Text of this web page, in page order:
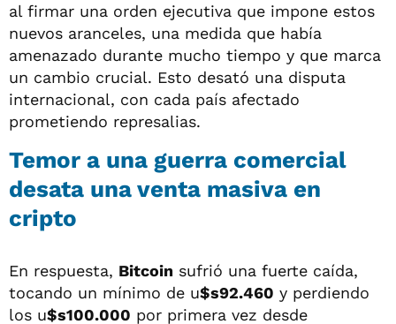
al firmar una orden ejecutiva que impone estos
nuevos aranceles, una medida que había
amenazado durante mucho tiempo y que marca
un cambio crucial. Esto desató una disputa
internacional, con cada país afectado
prometiendo represalias.
Temor a una guerra comercial
desata una venta masiva en
cripto
En respuesta, Bitcoin sufrió una fuerte caída,
tocando un mínimo de u$s92.460 y perdiendo
los u$s100.000 por primera vez desde